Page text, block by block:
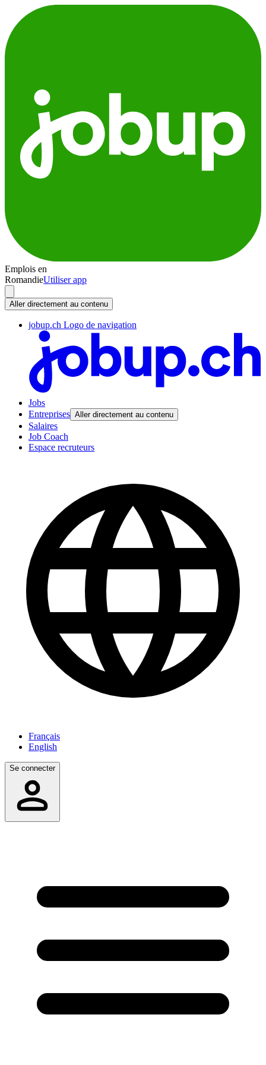
Emplois en
RomandieUtiliser app
Aller directement au contenu
jobup.ch Logo de navigation
Jobs
Entreprises Aller directement au contenu
Salaires
Job Coach
Espace recruteurs
Français
English
Se connecter